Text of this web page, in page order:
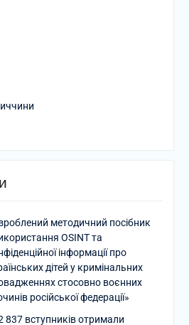
методичний посібник
OSINT та
інформації про
дітей у кримінальних
стосовно воєнних
російської федерації»
837 вступників отримали